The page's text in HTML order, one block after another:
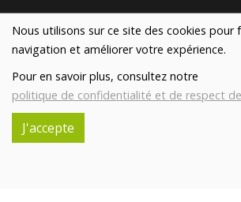
Nous utilisons sur ce site des cookies pour
navigation et améliorer votre expérience.
Pour en savoir plus, consultez notre
politique de confidentialité et de respect
J'accepte